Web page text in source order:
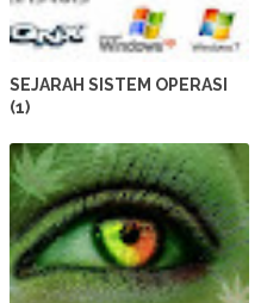
SEJARAH SISTEM OPERASI
(1)